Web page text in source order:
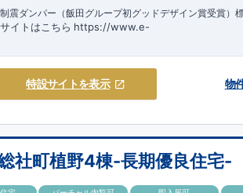
ダンパー（飯田グループ初グッドデザイン賞受賞）
イトはこちら https://www.e-
特設サイトを表示 物
社町植野4棟-長期優良住宅-